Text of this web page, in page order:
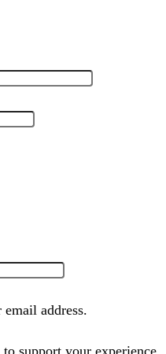
address.
support your experience